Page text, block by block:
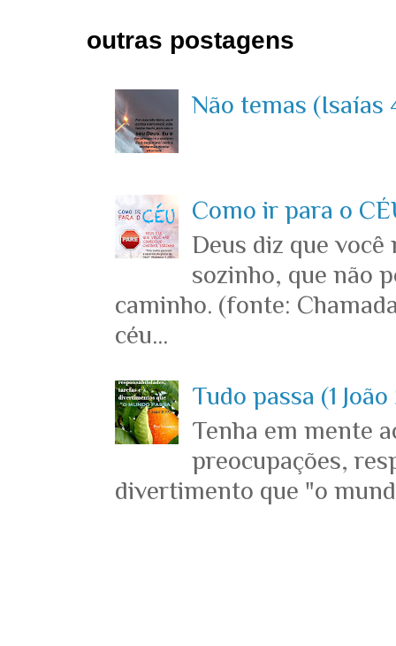
outras postagens
Não temas (Isaías
Como ir para o
Deus diz que você
sozinho, que não
caminho. (fonte:
céu...
Tudo passa (1 João
Tenha em mente
preocupações,
divertimento que "o